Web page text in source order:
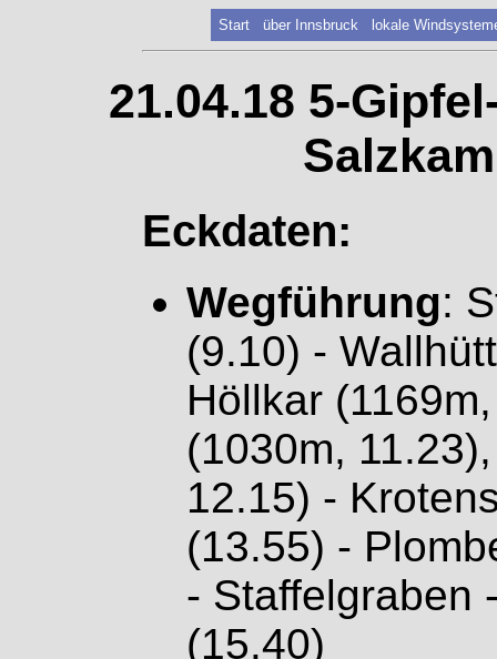
Start über Innsbruck lokale
21.04.18 5-
Eckdaten:
Wegführung:
(9.10) -
Höllkar
(1030m,
12.15) -
(13.55) -
- Staffelgraben
(15.40)